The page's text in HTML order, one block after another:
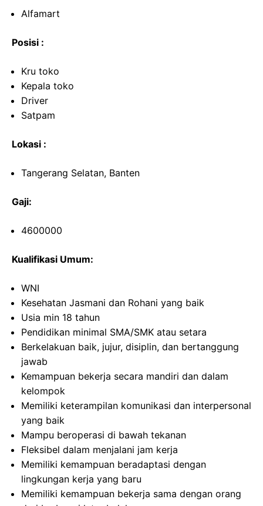
Alfamart
Posisi :
Kru toko
Kepala toko
Driver
Satpam
Lokasi :
Tangerang Selatan, Banten
Gaji:
4600000
Kualifikasi Umum:
WNI
Kesehatan Jasmani dan Rohani yang baik
Usia min 18 tahun
Pendidikan minimal SMA/SMK atau setara
Berkelakuan baik, jujur, disiplin, dan bertanggung
jawab
Kemampuan bekerja secara mandiri dan dalam
kelompok
Memiliki keterampilan komunikasi dan interpersonal
yang baik
Mampu beroperasi di bawah tekanan
Fleksibel dalam menjalani jam kerja
Memiliki kemampuan beradaptasi dengan
lingkungan kerja yang baru
Memiliki kemampuan bekerja sama dengan orang